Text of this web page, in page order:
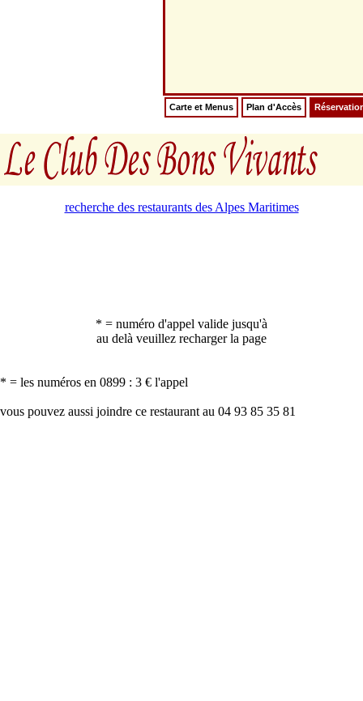
Carte et Menus Plan d'Accès
recherche des restaurants des Alpes Maritimes
* = numéro d'appel valide jusqu'à
au delà veuillez recharger la page
* = les numéros en 0899 : 3 € l'appel
vous pouvez aussi joindre ce restaurant au 04 93 85 35 81